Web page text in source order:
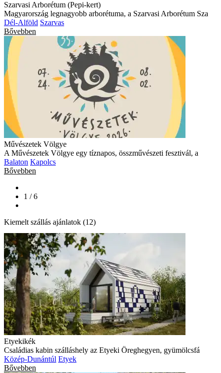
Szarvasi Arborétum (Pepi-kert)
Magyarország legnagyobb arborétuma, a Szarvasi Arborétum Sza
Dél-Alföld Szarvas
Bővebben
Művészetek Völgye
A Művészetek Völgye egy tíznapos, összművészeti fesztivál, a
Balaton Kapolcs
Bővebben
1 / 6
Kiemelt szállás ajánlatok (12)
Etyekikék
Családias kabin szálláshely az Etyeki Öreghegyen, gyümölcsfá
Közép-Dunántúl Etyek
Bővebben